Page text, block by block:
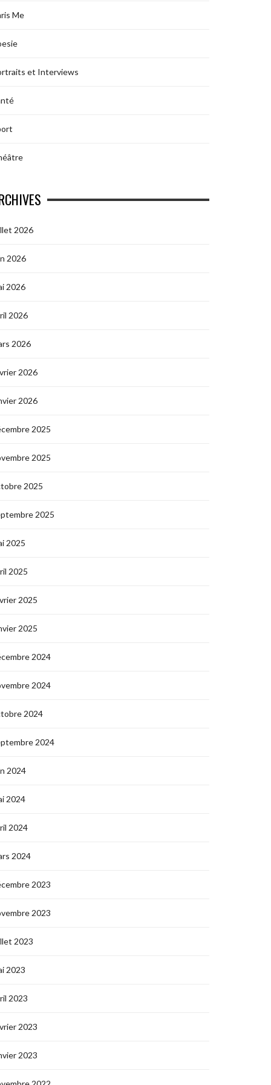
Me
et Interviews
2026
2026
2026
2026
2026
2026
2026
2025
2025
2025
2025
2025
2025
2025
2025
2024
2024
2024
2024
2024
2024
2024
2024
2023
2023
2023
2023
2023
2023
2023